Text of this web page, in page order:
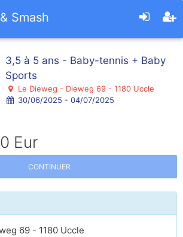
Smash
3,5 à 5 ans - Baby-tennis + Baby
Sports
Le Dieweg - Dieweg 69 - 1180 Uccle
30/06/2025 - 04/07/2025
Eur
CONTINUER
69 - 1180 Uccle